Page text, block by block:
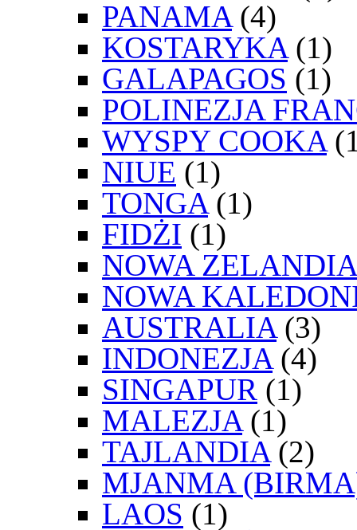
PANAMA (4)
KOSTARYKA (1)
GALAPAGOS (1)
POLINEZJA
WYSPY COOKA
NIUE (1)
TONGA (1)
FIDŻI (1)
NOWA ZELANDIA
NOWA
AUSTRALIA (3)
INDONEZJA (4)
SINGAPUR (1)
MALEZJA (1)
TAJLANDIA (2)
MJANMA
LAOS (1)